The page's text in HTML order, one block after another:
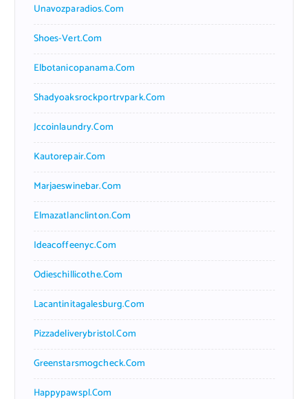
Unavozparadios.com
Shoes-Vert.com
Elbotanicopanama.com
Shadyoaksrockportrvpark.com
Jccoinlaundry.com
Kautorepair.com
Marjaeswinebar.com
Elmazatlanclinton.com
Ideacoffeenyc.com
Odieschillicothe.com
Lacantinitagalesburg.com
Pizzadeliverybristol.com
Greenstarsmogcheck.com
Happypawspl.com